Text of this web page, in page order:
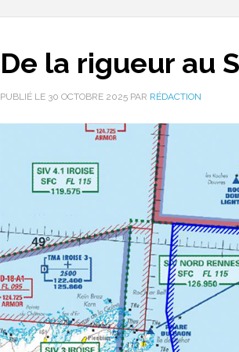
De la rigueur au
PUBLIÉ LE 30 OCTOBRE 2025 PAR RÉDACTION